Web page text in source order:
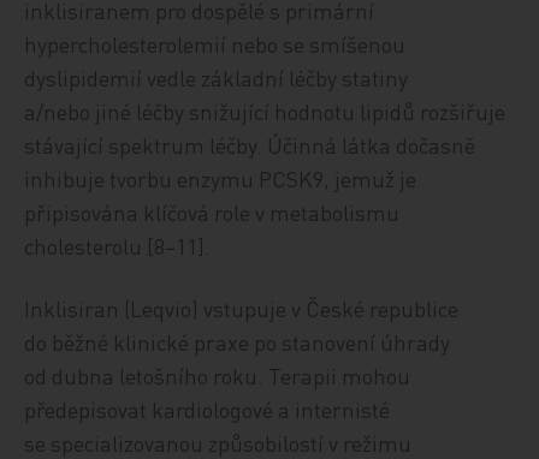
inklisiranem pro dospělé s primární
hypercholesterolemií nebo se smíšenou
dyslipidemií vedle základní léčby statiny
a/nebo jiné léčby snižující hodnotu lipidů rozšiřuje
stávající spektrum léčby. Účinná látka dočasně
inhibuje tvorbu enzymu PCSK9, jemuž je
připisována klíčová role v metabolismu
cholesterolu [8−11].
Inklisiran (Leqvio) vstupuje v České republice
do běžné klinické praxe po stanovení úhrady
od dubna letošního roku. Terapii mohou
předepisovat kardiologové a internisté
se specializovanou způsobilostí v režimu